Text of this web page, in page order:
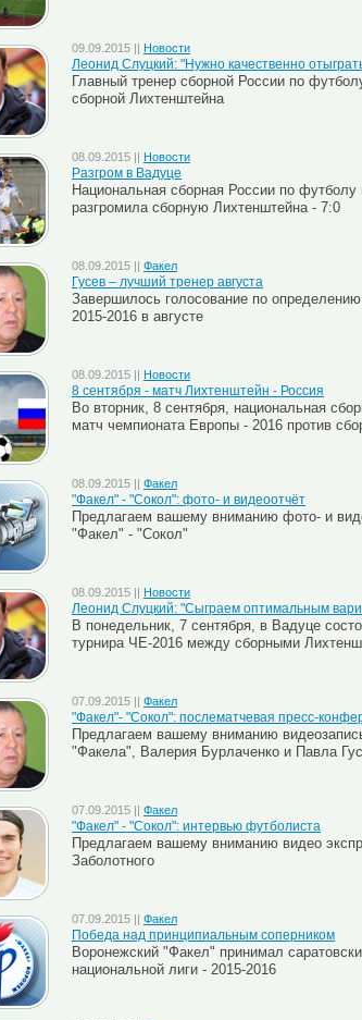
09.09.2015 || Новости
Леонид Слуцкий: "Нужно качественно
Главный тренер сборной России по
сборной Лихтенштейна
08.09.2015 || Новости
Разгром в Вадуце
Национальная сборная России по
разгромила сборную Лихтенштейна - 7:0
08.09.2015 || Факел
Гусев – лучший тренер августа
Завершилось голосование по
2015-2016 в августе
08.09.2015 || Новости
8 cентября - матч Лихтенштейн - Россия
Во вторник, 8 сентября, национальная
матч чемпионата Европы - 2016 против
08.09.2015 || Факел
"Факел" - "Сокол": фото- и видеоотчёт
Предлагаем вашему вниманию фото- и
"Факел" - "Сокол"
08.09.2015 || Новости
Леонид Слуцкий: "Сыграем оптимальным
В понедельник, 7 сентября, в Вадуце
турнира ЧЕ-2016 между сборными
07.09.2015 || Факел
"Факел"- "Сокол": послематчевая пресс-
Предлагаем вашему вниманию
"Факела", Валерия Бурлаченко и Павла
07.09.2015 || Факел
"Факел" - "Сокол": интервью футболиста
Предлагаем вашему вниманию видео
Заболотного
07.09.2015 || Факел
Победа над принципиальным соперником
Воронежский "Факел" принимал
национальной лиги - 2015-2016